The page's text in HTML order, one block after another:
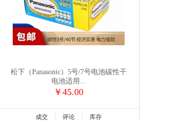
松下（Panasonic）5号/7号电池碳性干
电池适用...
￥45.00
成交
评论
库存